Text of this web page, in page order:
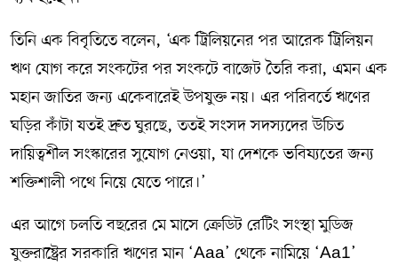
তিনি এক বিবৃতিতে বলেন, ‘এক ট্রিলিয়নের পর আরেক ট্রিলিয়ন
ঋণ যোগ করে সংকটের পর সংকটে বাজেট তৈরি করা, এমন এক
মহান জাতির জন্য একেবারেই উপযুক্ত নয়। এর পরিবর্তে ঋণের
ঘড়ির কাঁটা যতই দ্রুত ঘুরছে, ততই সংসদ সদস্যদের উচিত
দায়িত্বশীল সংস্কারের সুযোগ নেওয়া, যা দেশকে ভবিষ্যতের জন্য
শক্তিশালী পথে নিয়ে যেতে পারে।’
এর আগে চলতি বছরের মে মাসে ক্রেডিট রেটিং সংস্থা মুডিজ
যুক্তরাষ্ট্রের সরকারি ঋণের মান ‘Aaa’ থেকে নামিয়ে ‘Aa1’